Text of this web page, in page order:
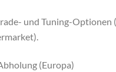
und Tuning-Optionen
(Europa)